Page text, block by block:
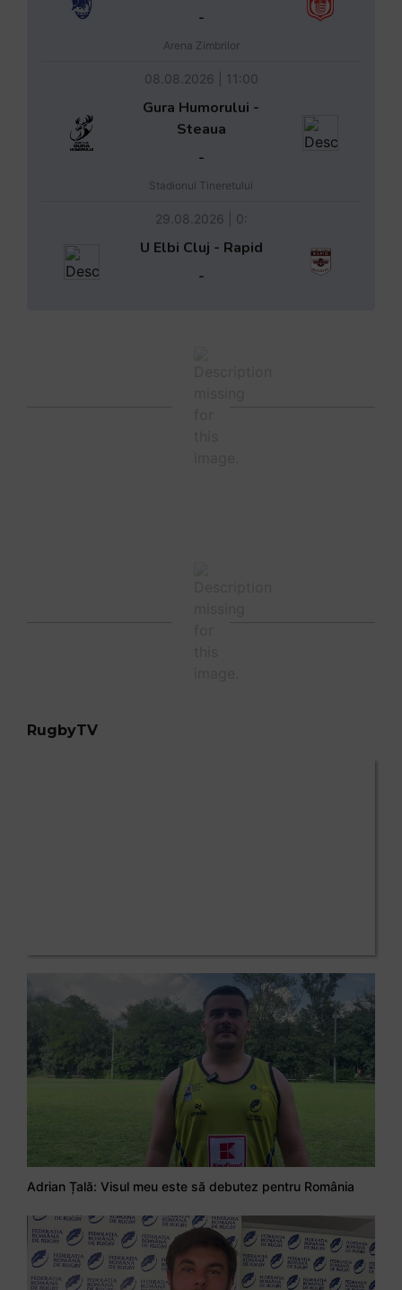
-
Arena Zimbrilor
08.08.2026 | 11:00
Gura Humorului -
Steaua
-
Stadionul Tineretului
29.08.2026 | 0:
U Elbi Cluj - Rapid
-
RugbyTV
Adrian Țală: Visul meu este să debutez pentru România